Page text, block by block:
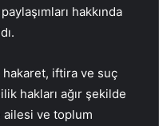
hakkında
hakaret, iftira ve suç
hakları ağır şekilde
ve toplum